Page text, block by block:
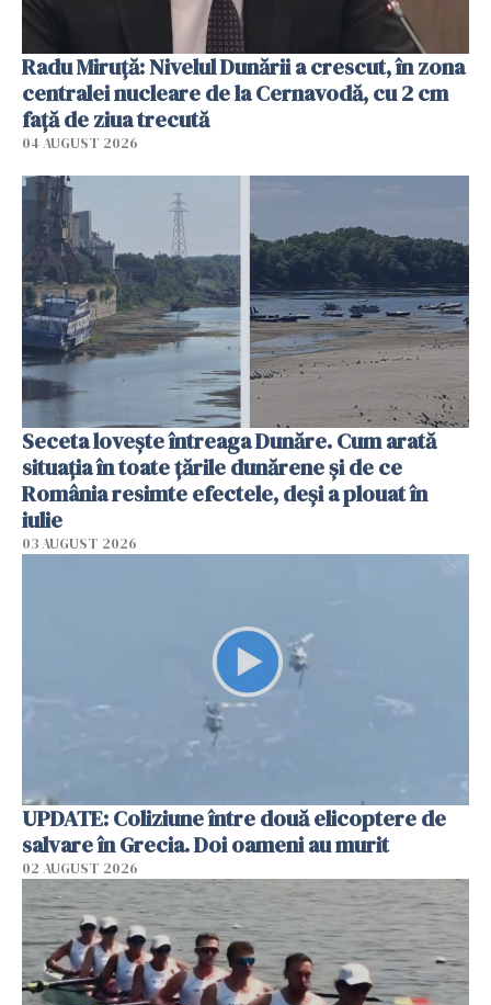
Radu Miruţă: Nivelul Dunării a crescut, în zona
centralei nucleare de la Cernavodă, cu 2 cm
faţă de ziua trecută
04 AUGUST 2026
Seceta lovește întreaga Dunăre. Cum arată
situația în toate țările dunărene și de ce
România resimte efectele, deși a plouat în
iulie
03 AUGUST 2026
UPDATE: Coliziune între două elicoptere de
salvare în Grecia. Doi oameni au murit
02 AUGUST 2026